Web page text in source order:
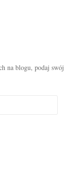
na blogu, podaj swój